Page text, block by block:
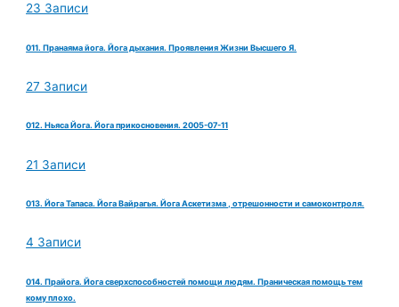
23 Записи
011. Пранаяма йога. Йога дыхания. Проявления Жизни Высшего Я.
27 Записи
012. Ньяса Йога. Йога прикосновения. 2005-07-11
21 Записи
013. Йога Тапаса. Йога Вайрагья. Йога Аскетизма , отрешонности и самоконтроля.
4 Записи
014. Прайога. Йога сверхспособностей помощи людям. Праническая помощь тем
кому плохо.